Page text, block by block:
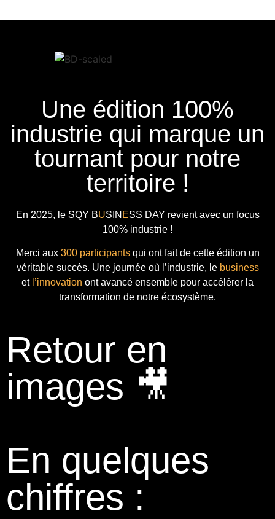
Une édition 100%
industrie qui marque un
tournant pour notre
territoire !
En 2025, le SQY BUSIN ESS DAY revient avec un focus
100% industrie !
Merci aux 300 participantsqui ont fait de cette édition un
véritable succès. Une journée où l’industrie, le business
et l’innovation ont avancé ensemble pour accélérer la
transformation de notre écosystème.
Retour en
images 🎥
En quelques
chiffres :